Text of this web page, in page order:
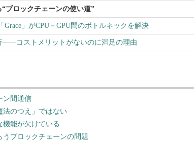
ブロックチェーンの使い道”
」がCPU－GPU間のボトルネックを解決
――コストメリットがないのに満足の理由
ン間通信
法のつえ」ではない
機能が欠けている
ブロックチェーンの問題